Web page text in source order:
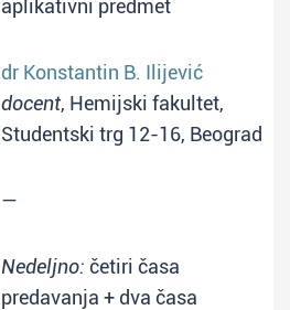
aplikativni predmet
dr Konstantin B. Ilijević
docent, Hemijski fakultet,
Studentski trg 12-16, Beograd
—
Nedeljno: četiri časa
predavanja + dva časa